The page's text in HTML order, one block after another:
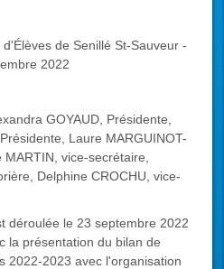
de Senillé St-Sauveur -
2022
GOYAUD, Présidente,
Laure MARGUINOT-
vice-secrétaire,
Delphine CROCHU, vice-
déroulée le 23 septembre 2022
la présentation du bilan de
2022-2023 avec l'organisation